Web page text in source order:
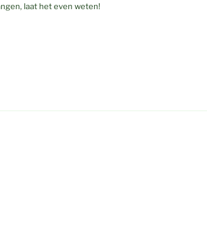
laat het even weten!